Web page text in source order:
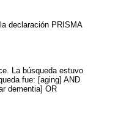
declaración PRISMA
La búsqueda estuvo
fue: [aging] AND
dementia] OR